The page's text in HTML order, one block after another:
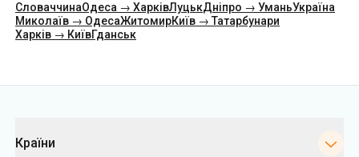
СловаччинаОдеса → ХарківЛуцькДніпро → УманьУкраїна
Миколаїв → ОдесаЖитомирКиїв → Татарбунари
Харків → КиївГданськ
Країни